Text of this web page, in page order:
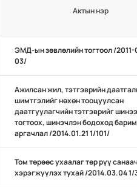
Актын нэр
ЭМД-ын зөвлөлийн тогтоол /
03/
Ажилсан жил, тэтгэврийн
шимтгэлийг нөхөн тооцуулсан
даатгуулагчийн тэтгэврийг
тогтоох, шинэчлэн бодоход
аргачлал /2014.01.21 1/101/
Том төрөөс ухаалаг төр рүү
хэрэгжүүлэх тухай /2014.03.04